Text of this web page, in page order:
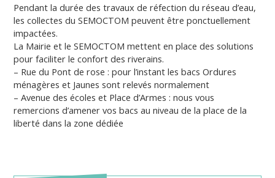
Pendant la durée des travaux de réfection du réseau d’eau,
les collectes du SEMOCTOM peuvent être ponctuellement
impactées.
La Mairie et le SEMOCTOM mettent en place des solutions
pour faciliter le confort des riverains.
– Rue du Pont de rose : pour l’instant les bacs Ordures
ménagères et Jaunes sont relevés normalement
– Avenue des écoles et Place d’Armes : nous vous
remercions d’amener vos bacs au niveau de la place de la
liberté dans la zone dédiée